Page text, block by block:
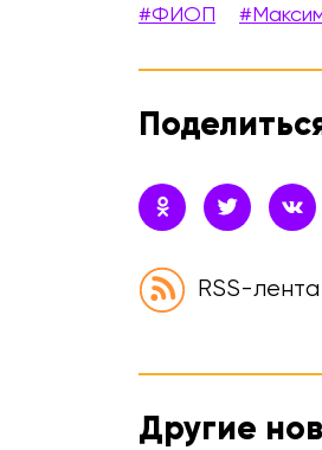
#ФИОП
RSS-лента
Другие